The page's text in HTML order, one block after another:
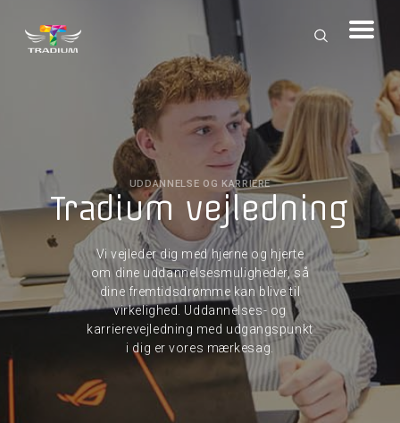
UDDANNELSE OG KARRIERE
Tradium vejledning
Vi vejleder dig med hjerne og hjerte
om dine uddannelsesmuligheder, så
dine fremtidsdrømme kan blive til
virkelighed. Uddannelses- og
karrierevejledning med udgangspunkt
i dig er vores mærkesag.